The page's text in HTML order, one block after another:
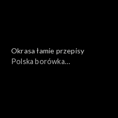
Okrasa łamie przepisy
Polska borówka